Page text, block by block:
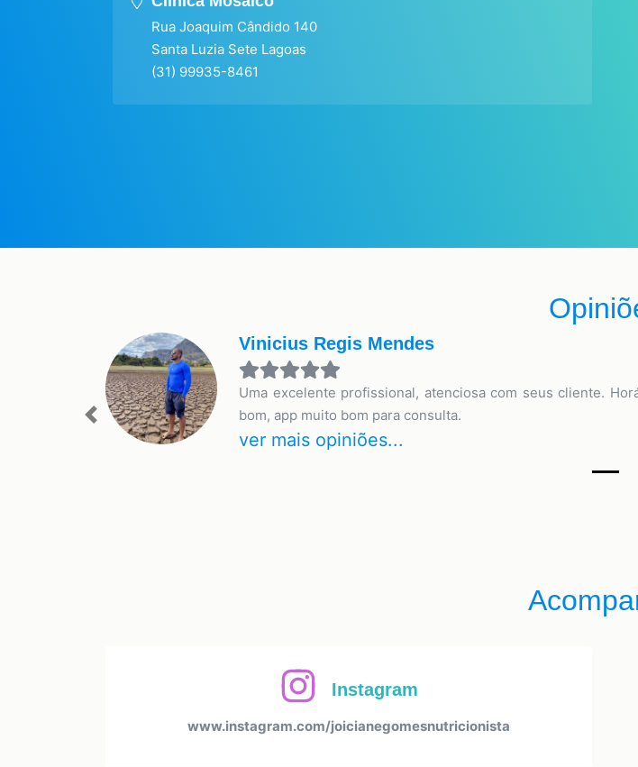
Rua Joaquim Cândido 140
Santa Luzia Sete Lagoas
(31) 99935-8461
Vinicius Regis Mendes
Uma excelente profissional, atenciosa com seus cliente.
bom, app muito bom para consulta.
ver mais opiniões...
Previous
Instagram
www.instagram.com/joicianegomesnutricionista